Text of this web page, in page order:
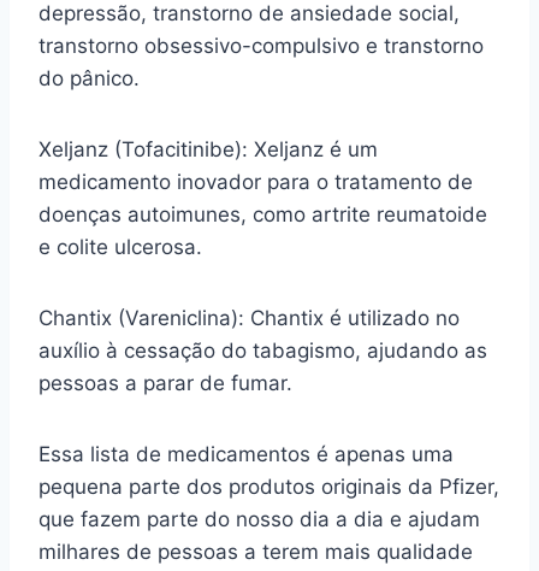
depressão, transtorno de ansiedade social,
transtorno obsessivo-compulsivo e transtorno
do pânico.
Xeljanz (Tofacitinibe): Xeljanz é um
medicamento inovador para o tratamento de
doenças autoimunes, como artrite reumatoide
e colite ulcerosa.
Chantix (Vareniclina): Chantix é utilizado no
auxílio à cessação do tabagismo, ajudando as
pessoas a parar de fumar.
Essa lista de medicamentos é apenas uma
pequena parte dos produtos originais da Pfizer,
que fazem parte do nosso dia a dia e ajudam
milhares de pessoas a terem mais qualidade